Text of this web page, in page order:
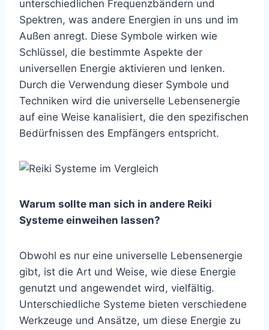
unterschiedlichen Frequenzbändern und
Spektren, was andere Energien in uns und im
Außen anregt. Diese Symbole wirken wie
Schlüssel, die bestimmte Aspekte der
universellen Energie aktivieren und lenken.
Durch die Verwendung dieser Symbole und
Techniken wird die universelle Lebensenergie
auf eine Weise kanalisiert, die den spezifischen
Bedürfnissen des Empfängers entspricht.
Warum sollte man sich in andere Reiki
Systeme einweihen lassen?
Obwohl es nur eine universelle Lebensenergie
gibt, ist die Art und Weise, wie diese Energie
genutzt und angewendet wird, vielfältig.
Unterschiedliche Systeme bieten verschiedene
Werkzeuge und Ansätze, um diese Energie zu